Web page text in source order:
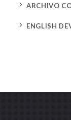
5 ARCHIVO
5 ENGLISH